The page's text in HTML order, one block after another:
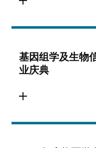
基因组学及生物
业庆典